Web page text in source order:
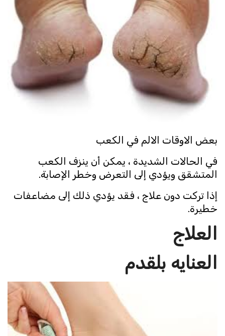
بعض الاوقات الالم في الكعب
في الحالات الشديدة ، يمكن أن ينزف الكعب
المتشقق ويؤدي إلى التعرض وخطر الإصابة.
إذا تركت دون علاج ، فقد يؤدي ذلك إلى مضاعفات
خطيرة.
العلاج
العنايه بلقدم